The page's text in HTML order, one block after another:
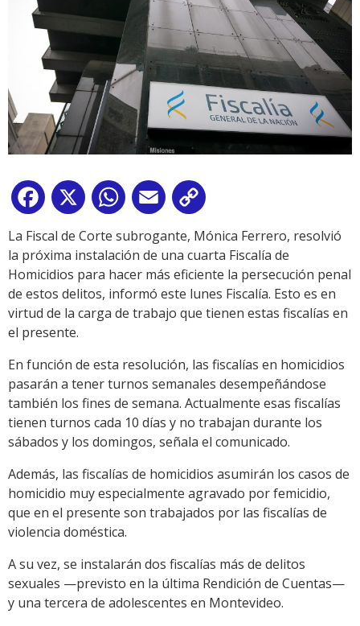
Facebook
X WhatsApp
Email
Link
La Fiscal de Corte subrogante, Mónica Ferrero, resolvió
la próxima instalación de una cuarta Fiscalía de
Homicidios para hacer más eficiente la persecución penal
de estos delitos, informó este lunes Fiscalía. Esto es en
virtud de la carga de trabajo que tienen estas fiscalías en
el presente.
En función de esta resolución, las fiscalías en homicidios
pasarán a tener turnos semanales desempeñándose
también los fines de semana. Actualmente esas fiscalías
tienen turnos cada 10 días y no trabajan durante los
sábados y los domingos, señala el comunicado.
Además, las fiscalías de homicidios asumirán los casos de
homicidio muy especialmente agravado por femicidio,
que en el presente son trabajados por las fiscalías de
violencia doméstica.
A su vez, se instalarán dos fiscalías más de delitos
sexuales —previsto en la última Rendición de Cuentas—
y una tercera de adolescentes en Montevideo.